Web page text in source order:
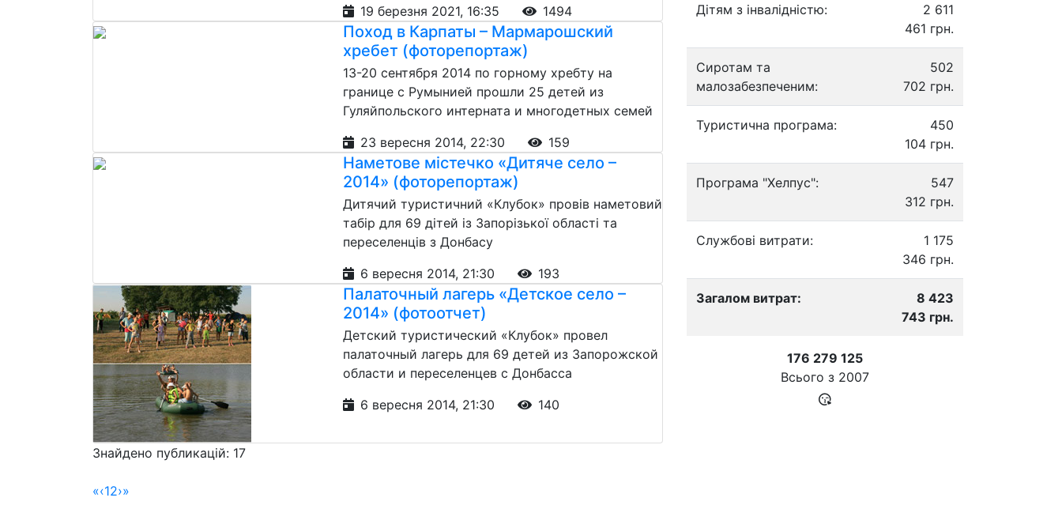
19 березня 2021, 16:35
1494
Поход в Карпаты – Мармарошский
хребет (фоторепортаж)
13-20 сентября 2014 по горному хребту на
границе с Румынией прошли 25 детей из
Гуляйпольского интерната и многодетных семей
23 вересня 2014, 22:30
159
Наметове містечко «Дитяче село –
2014» (фоторепортаж)
Дитячий туристичний «Клубок» провів наметовий
табір для 69 дітей із Запорізької області та
переселенців з Донбасу
6 вересня 2014, 21:30
193
Палаточный лагерь «Детское село –
2014» (фотоотчет)
Детский туристический «Клубок» провел
палаточный лагерь для 69 детей из Запорожской
области и переселенцев с Донбасса
6 вересня 2014, 21:30
140
Знайдено публикацій: 17
«‹12›»
Дітям з інвалідністю:
2 611
461 грн.
Сиротам та
малозабезпеченим:
502
702 грн.
Туристична програма:
450
104 грн.
Програма "Хелпус":
547
312 грн.
Службові витрати:
1 175
346 грн.
Загалом витрат:
8 423
743 грн.
176 279 125
Всього з 2007